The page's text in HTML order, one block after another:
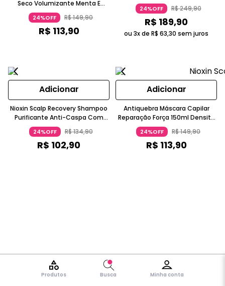
Produtos Busca Minha conta
Seco Volumizante Menta E
Hortelã-Pimenta 180Ml Para
Cabelos Lisos NIOXIN
24%OFF R$149,90
R$ 113,90
Sistema 2 1000Ml Nioxin
24%OFF R$249,90
R$ 189,90
ou 3x de R$ 63,30 sem juros
Adicionar
Nioxin Scalp Recovery Shampoo
Purificante Anti-Caspa Com
Piritionato De Zinco
24%OFF R$134,90
R$ 102,90
Adicionar
Antiquebra Máscara Capilar
Reparação Força 150ml Density
Defend NIOXIN
24%OFF R$149,90
R$ 113,90